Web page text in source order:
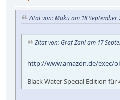
Zitat von: Maku am 18 September
Zitat von: Graf Zahl am 17
http://www.amazon.de/exec/
Black Water Special Edition für